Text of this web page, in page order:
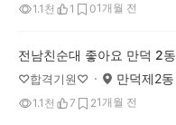
1.1천 1 01개월 전
전남친순대 좋아요 만덕 2동
♡합격기원♡ 만덕제2동
1.1천 7 21개월 전